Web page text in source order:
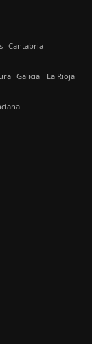
Cantabria
Galicia La Rioja